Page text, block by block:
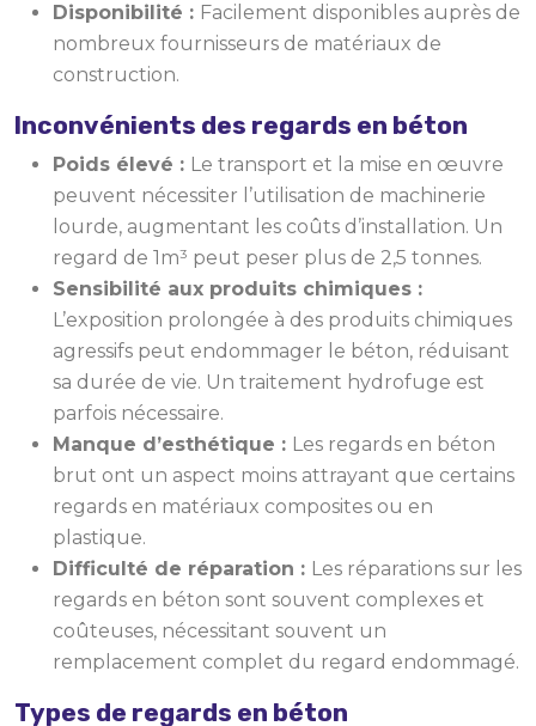
Disponibilité : Facilement disponibles auprès de
nombreux fournisseurs de matériaux de
construction.
Inconvénients des regards en béton
Poids élevé : Le transport et la mise en œuvre
peuvent nécessiter l’utilisation de machinerie
lourde, augmentant les coûts d’installation. Un
regard de 1m³ peut peser plus de 2,5 tonnes.
Sensibilité aux produits chimiques :
L’exposition prolongée à des produits chimiques
agressifs peut endommager le béton, réduisant
sa durée de vie. Un traitement hydrofuge est
parfois nécessaire.
Manque d’esthétique : Les regards en béton
brut ont un aspect moins attrayant que certains
regards en matériaux composites ou en
plastique.
Difficulté de réparation : Les réparations sur les
regards en béton sont souvent complexes et
coûteuses, nécessitant souvent un
remplacement complet du regard endommagé.
Types de regards en béton